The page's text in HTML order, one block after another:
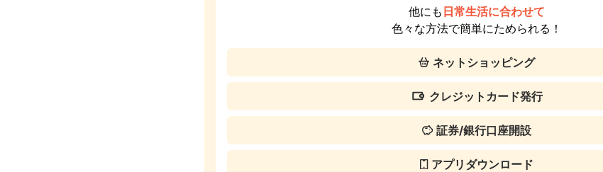
他にも 日常生活に合わせて
色々な方法で簡単にためられる！
ネットショッピング
クレジットカード発行
証券/銀行口座開設
アプリダウンロード